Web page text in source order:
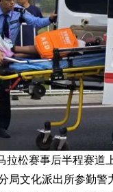
松赛事后半程赛道
局文化派出所参勤